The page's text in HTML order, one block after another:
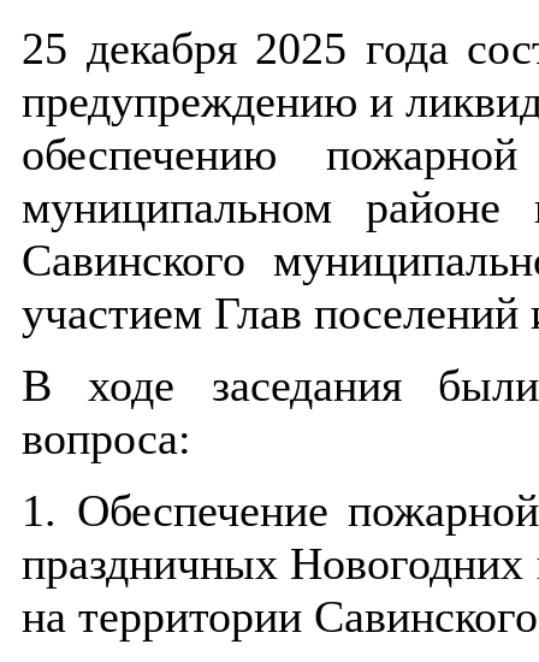
25 декабря 2025 года
предупреждению и
обеспечению
муниципальном районе
Савинского
участием Глав
В ходе заседания
вопроса:
1. Обеспечение
праздничных
на территории